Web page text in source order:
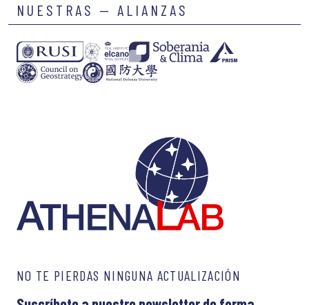
NUESTRAS — ALIANZAS
NO TE PIERDAS NINGUNA ACTUALIZACIÓN